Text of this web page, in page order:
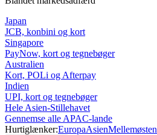
Japan
JCB, konbini og kort
Singapore
PayNow, kort og tegnebøger
Australien
Kort, POLi og Afterpay
Indien
UPI, kort og tegnebøger
Hele Asien-Stillehavet
Gennemse alle APAC-lande
Hurtiglænker:EuropaAsienMellemøsten